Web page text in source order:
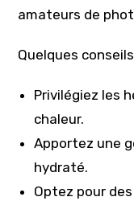
amateurs de
Quelques
Privilégiez les
chaleur.
Apportez une
hydraté.
Optez pour